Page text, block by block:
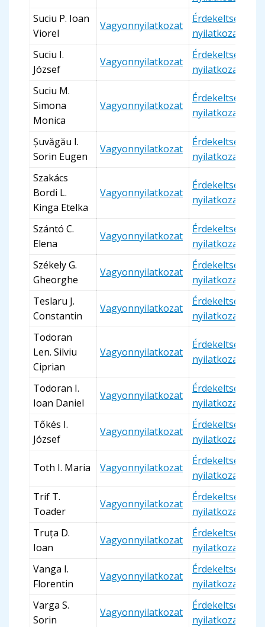
Suciu P. Ioan
Viorel
Vagyonnyilatkozat
Érdekeltségi
nyilatkozat
Suciu I.
József
Vagyonnyilatkozat
Érdekeltségi
nyilatkozat
Suciu M.
Simona
Monica
Vagyonnyilatkozat
Érdekeltségi
nyilatkozat
Șuvăgău I.
Sorin Eugen
Vagyonnyilatkozat
Érdekeltségi
nyilatkozat
Szakács
Bordi L.
Kinga Etelka
Vagyonnyilatkozat
Érdekeltségi
nyilatkozat
Szántó C.
Elena
Vagyonnyilatkozat
Érdekeltségi
nyilatkozat
Székely G.
Gheorghe
Vagyonnyilatkozat
Érdekeltségi
nyilatkozat
Teslaru J.
Constantin
Vagyonnyilatkozat
Érdekeltségi
nyilatkozat
Todoran
Len. Silviu
Ciprian
Vagyonnyilatkozat
Érdekeltségi
nyilatkozat
Todoran I.
Ioan Daniel
Vagyonnyilatkozat
Érdekeltségi
nyilatkozat
Tőkés I.
József
Vagyonnyilatkozat
Érdekeltségi
nyilatkozat
Toth I. Maria Vagyonnyilatkozat
Érdekeltségi
nyilatkozat
Trif T.
Toader
Vagyonnyilatkozat
Érdekeltségi
nyilatkozat
Truța D.
Ioan
Vagyonnyilatkozat
Érdekeltségi
nyilatkozat
Vanga I.
Florentin
Vagyonnyilatkozat
Érdekeltségi
nyilatkozat
Varga S.
Sorin
Vagyonnyilatkozat
Érdekeltségi
nyilatkozat